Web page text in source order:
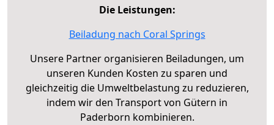
Die Leistungen:
Beiladung nach Coral Springs
Unsere Partner organisieren Beiladungen, um
unseren Kunden Kosten zu sparen und
gleichzeitig die Umweltbelastung zu reduzieren,
indem wir den Transport von Gütern in
Paderborn kombinieren.